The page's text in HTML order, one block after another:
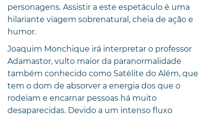
personagens. Assistir a este espetáculo é uma
hilariante viagem sobrenatural, cheia de ação e
humor.
Joaquim Monchique irá interpretar o professor
Adamastor, vulto maior da paranormalidade
também conhecido como Satélite do Além, que
tem o dom de absorver a energia dos que o
rodeiam e encarnar pessoas há muito
desaparecidas. Devido a um intenso fluxo